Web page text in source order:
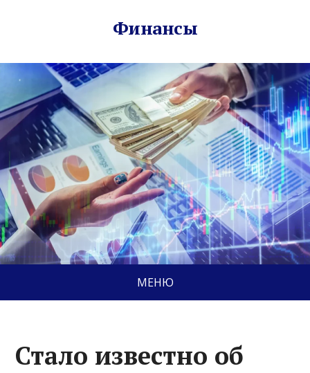
Финансы
МЕНЮ
Стало известно об